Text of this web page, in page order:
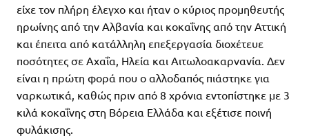
είχε τον πλήρη έλεγχο και ήταν ο κύριος προμηθευτής
ηρωίνης από την Αλβανία και κοκαΐνης από την Αττική
και έπειτα από κατάλληλη επεξεργασία διοχέτευε
ποσότητες σε Αχαΐα, Ηλεία και Αιτωλοακαρνανία. Δεν
είναι η πρώτη φορά που ο αλλοδαπός πιάστηκε για
ναρκωτικά, καθώς πριν από 8 χρόνια εντοπίστηκε με 3
κιλά κοκαΐνης στη Βόρεια Ελλάδα και εξέτισε ποινή
φυλάκισης.